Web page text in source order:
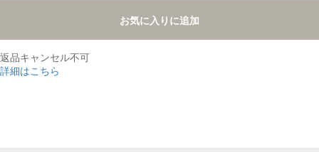
お気に入りに追加
返品キャンセル不可
詳細はこちら